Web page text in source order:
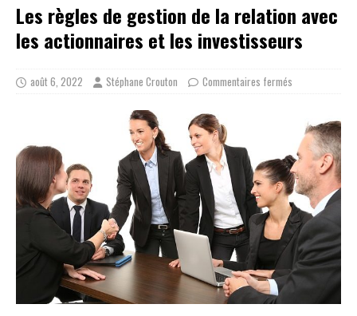
Les règles de gestion de la relation avec
les actionnaires et les investisseurs
août 6, 2022 Stéphane Crouton Commentaires fermés